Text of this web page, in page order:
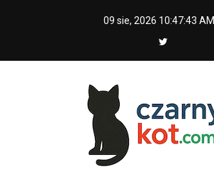
09 sie, 2026 10:47:44 AM